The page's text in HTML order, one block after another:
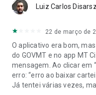
Luiz Carlos
22 de março de
O aplicativo era bom,
do GOVMT e no app MT
mensagem. Ao clicar em
erro: “erro ao baixar
Já tentei várias vezes,